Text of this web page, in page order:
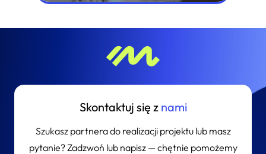
Skontaktuj się z nami
Szukasz partnera do realizacji projektu lub masz
pytanie? Zadzwoń lub napisz — chętnie pomożemy